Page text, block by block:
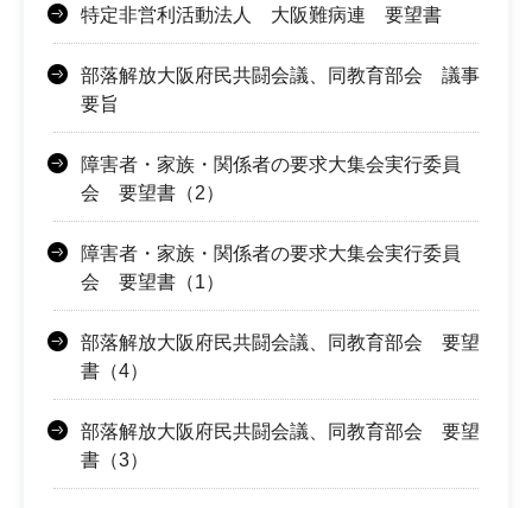
特定非営利活動法人 大阪難病連 要望書
部落解放大阪府民共闘会議、同教育部会 議事
要旨
障害者・家族・関係者の要求大集会実行委員
会 要望書（2）
障害者・家族・関係者の要求大集会実行委員
会 要望書（1）
部落解放大阪府民共闘会議、同教育部会 要望
書（4）
部落解放大阪府民共闘会議、同教育部会 要望
書（3）